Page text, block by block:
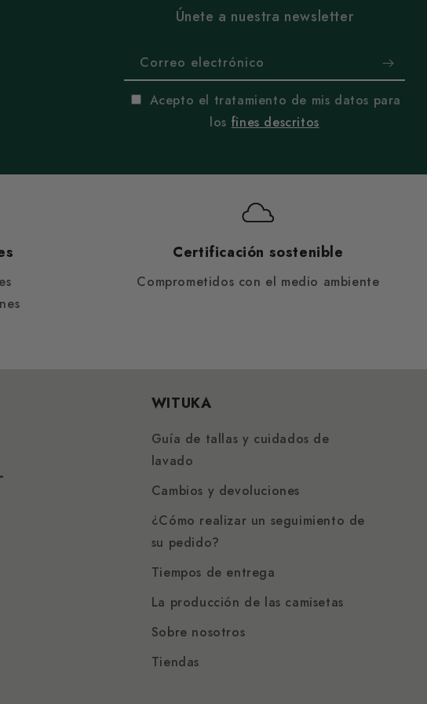
Únete a nuestra newsletter
Correo electrónico
Acepto el tratamiento de mis datos para
los fines descritos
Certificación sostenible
Comprometidos con el medio ambiente
WITUKA
Guía de tallas y cuidados de
lavado
Cambios y devoluciones
¿Cómo realizar un seguimiento de
su pedido?
Tiempos de entrega
La producción de las camisetas
Sobre nosotros
Tiendas